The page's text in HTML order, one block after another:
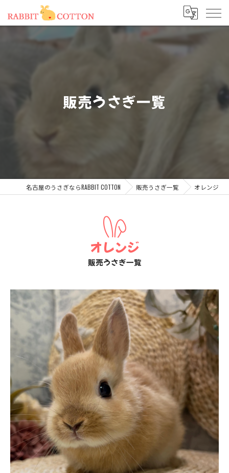
販売うさぎ一覧
名古屋のうさぎならRABBIT COTTON 販売うさぎ一覧 オレンジ
販売うさぎ一覧
オレンジ